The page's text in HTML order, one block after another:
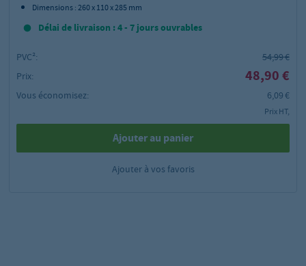
Dimensions : 260 x 110 x 285 mm
Délai de livraison : 4 - 7 jours ouvrables
PVC²:
54,99 €
Prix:
48,90 €
Vous économisez: 6,09 €
Prix HT,
Ajouter au panier
Ajouter à vos favoris